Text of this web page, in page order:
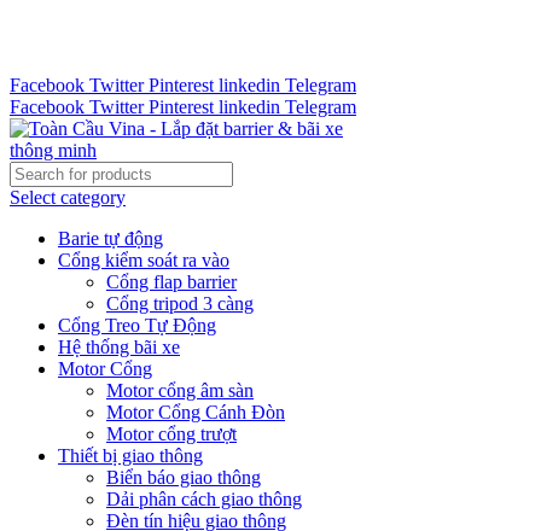
Facebook Twitter Pinterest linkedin Telegram
Facebook Twitter Pinterest linkedin Telegram
Select category
Barie tự động
Cổng kiểm soát ra vào
Cổng flap barrier
Cổng tripod 3 càng
Cổng Treo Tự Động
Hệ thống bãi xe
Motor Cổng
Motor cổng âm sàn
Motor Cổng Cánh Đòn
Motor cổng trượt
Thiết bị giao thông
Biển báo giao thông
Dải phân cách giao thông
Đèn tín hiệu giao thông